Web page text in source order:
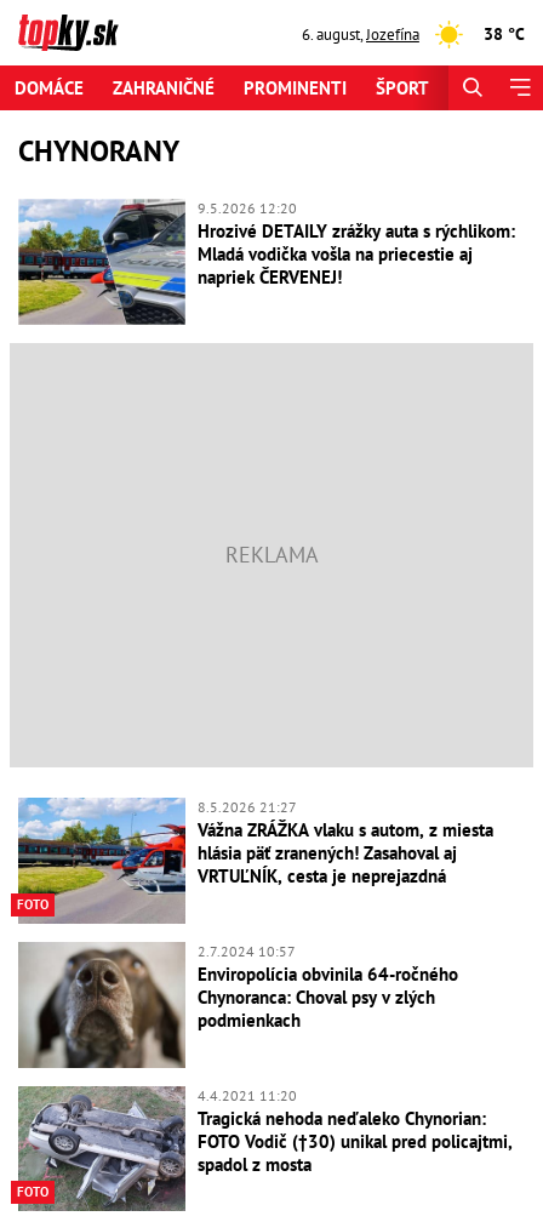
6. august,Jozefína 38 °C
DOMÁCE ZAHRANIČNÉ PROMINENTI ŠPORT
CHYNORANY
9.5.2026 12:20
Hrozivé DETAILY zrážky auta s rýchlikom:
Mladá vodička vošla na priecestie aj
napriek ČERVENEJ!
FOTO
8.5.2026 21:27
Vážna ZRÁŽKA vlaku s autom, z miesta
hlásia päť zranených! Zasahoval aj
VRTUĽNÍK, cesta je neprejazdná
2.7.2024 10:57
Enviropolícia obvinila 64-ročného
Chynoranca: Choval psy v zlých
podmienkach
FOTO
4.4.2021 11:20
Tragická nehoda neďaleko Chynorian:
FOTO Vodič (†30) unikal pred policajtmi,
spadol z mosta